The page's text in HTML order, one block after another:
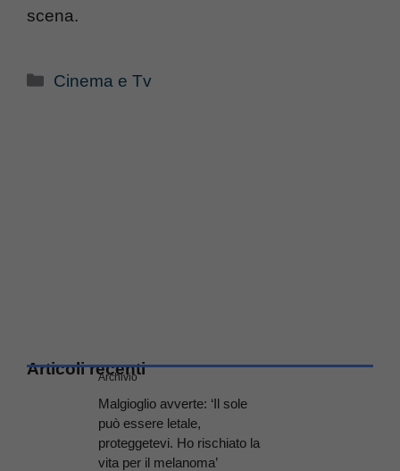
scena.
Categorie
Cinema e Tv
Articoli recenti
Archivio
Malgioglio avverte: ‘Il sole
può essere letale,
proteggetevi. Ho rischiato la
vita per il melanoma’